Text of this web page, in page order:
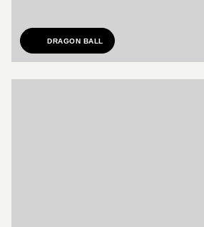
DRAGON BALL